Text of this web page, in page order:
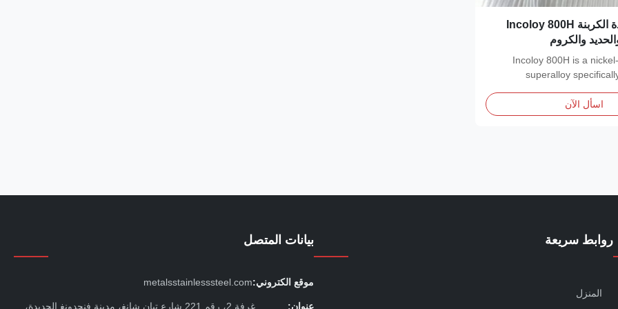
مقاومة الأكسدة الكربنة Incoloy 800H
والكروم
Incoloy 800H is a
superalloy
اسأل الآن
روابط سريعة
المنزل
بيانات المتصل
موقع الكتروني:metalsstainlesssteel.com
عنوان: غرفة 2، رقم 221 شارع تيان شانغ، مدينة فنجدونغ الجديدة،